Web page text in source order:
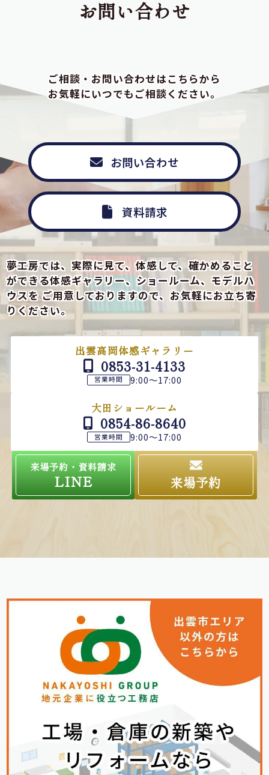
お問い合わせ
ご相談・お問い合わせはこちらから
お気軽にいつでもご相談ください。
お問い合わせ
資料請求
夢工房では、実際に見て、体感して、確かめること
ができる体感ギャラリー、ショールーム、モデルハ
ウスをご用意しておりますので、お気軽にお立ち寄
りください。
出雲高岡体感ギャラリー
0853-31-4133
営業時間 9:00～17:00
大田ショールーム
0854-86-8640
営業時間 9:00～17:00
来場予約・資料請求
LINE 来場予約